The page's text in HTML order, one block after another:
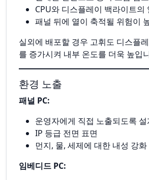
CPU와 디스플레이 백라이트의
패널 뒤에 열이 축적될 위험이
실외에 배포할 경우 고휘도 디스플
를 증가시켜 내부 온도를 더욱 높입
환경 노출
패널 PC:
운영자에게 직접 노출되도록 설
IP 등급 전면 표면
먼지, 물, 세제에 대한 내성 강화
임베디드 PC: